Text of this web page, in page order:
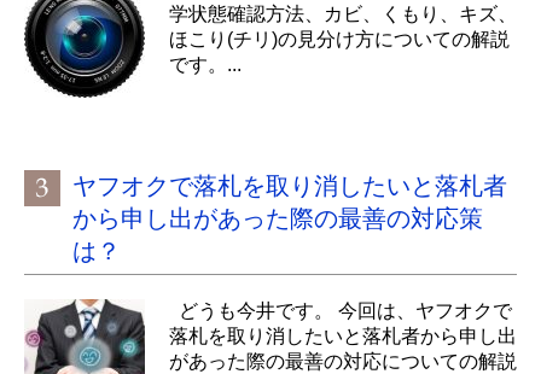
学状態確認方法、カビ、くもり、キズ、
ほこり(チリ)の見分け方についての解説
です。...
ヤフオクで落札を取り消したいと落札者
から申し出があった際の最善の対応策
は？
どうも今井です。 今回は、ヤフオクで
落札を取り消したいと落札者から申し出
があった際の最善の対応についての解説